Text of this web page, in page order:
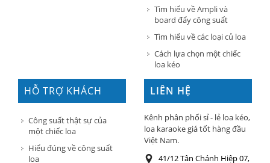
Tìm hiểu về Ampli và
board đẩy công suất
Tìm hiểu về các loại củ loa
Cách lựa chọn một chiếc
loa kéo
HỖ TRỢ KHÁCH
HÀNG
Công suất thật sự của
một chiếc loa
Hiểu đúng về công suất
loa
LIÊN HỆ
Kênh phân phối sỉ - lẻ loa kéo,
loa karaoke giá tốt hàng đầu
Việt Nam.
41/12 Tân Chánh Hiệp 07,